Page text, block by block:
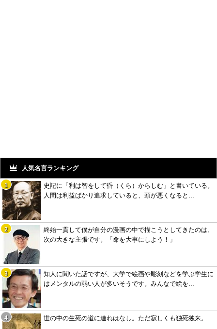
人気名言ランキング
史記に「利は智をして昏（くら）からしむ」と書いている。
人間は利益ばかり追求していると、頭が悪くなると...
終始一貫して僕が自分の漫画の中で描こうとしてきたのは、
次の大きな主張です。「命を大事にしよう！」
知人に聞いた話ですが、大学で絵画や彫刻などを学ぶ学生に
はメンタルの弱い人が多いそうです。みんなで絵を...
世の中の生死の道に連れはなし。ただ寂しくも独死独来。